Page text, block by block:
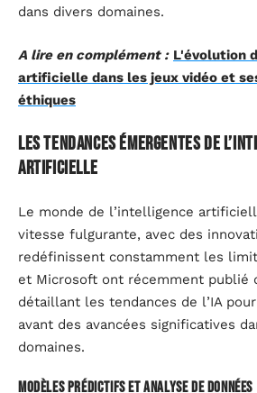
dans divers domaines.
A lire en complément : L'évolution
artificielle dans les jeux vidéo et
éthiques
Les tendances émergentes de
artificielle
Le monde de l’intelligence
vitesse fulgurante, avec des
redéfinissent constamment les
et Microsoft ont récemment publié
détaillant les tendances de l’IA
avant des avancées significatives
domaines.
Modèles prédictifs et analyse de données